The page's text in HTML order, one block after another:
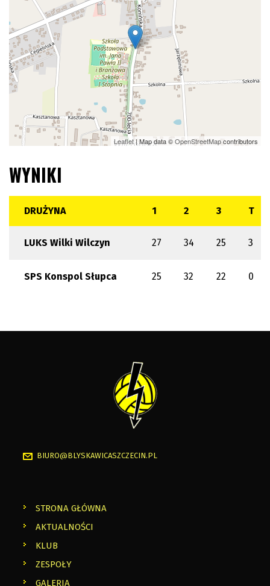
Leaflet| Map data ©OpenStreetMapcontributors
WYNIKI
DRUŻYNA 1 2 3 T
LUKS Wilki Wilczyn 27 34 25 3
SPS Konspol Słupca 25 32 22 0
BIURO@BLYSKAWICASZCZECIN.PL
STRONA GŁÓWNA
AKTUALNOŚCI
KLUB
ZESPOŁY
GALERIA